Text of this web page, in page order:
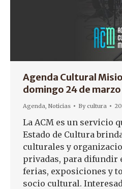
Agenda Cultural
domingo 24 de marzo
Agenda, Noticias Bycultura
La ACM es un servicio
Estado de Cultura
culturales y
privadas, para difundir
ferias, exposiciones y
socio cultural.